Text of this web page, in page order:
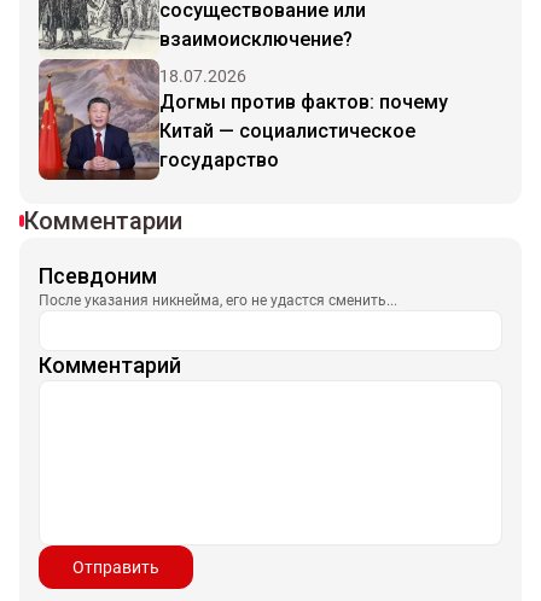
сосуществование или
взаимоисключение?
18.07.2026
Догмы против фактов: почему
Китай — социалистическое
государство
Комментарии
Псевдоним
После указания никнейма, его не удастся сменить...
Комментарий
Отправить